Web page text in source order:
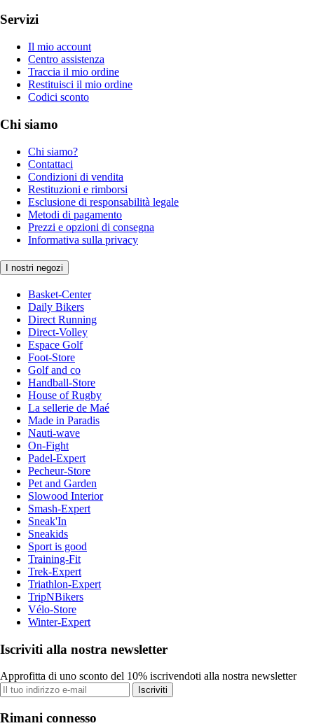
Servizi
Il mio account
Centro assistenza
Traccia il mio ordine
Restituisci il mio ordine
Codici sconto
Chi siamo
Chi siamo?
Contattaci
Condizioni di vendita
Restituzioni e rimborsi
Esclusione di responsabilità legale
Metodi di pagamento
Prezzi e opzioni di consegna
Informativa sulla privacy
I nostri negozi
Basket-Center
Daily Bikers
Direct Running
Direct-Volley
Espace Golf
Foot-Store
Golf and co
Handball-Store
House of Rugby
La sellerie de Maé
Made in Paradis
Nauti-wave
On-Fight
Padel-Expert
Pecheur-Store
Pet and Garden
Slowood Interior
Smash-Expert
Sneak'In
Sneakids
Sport is good
Training-Fit
Trek-Expert
Triathlon-Expert
TripNBikers
Vélo-Store
Winter-Expert
Iscriviti alla nostra newsletter
Approfitta di uno sconto del 10% iscrivendoti alla nostra newsletter
Iscriviti
Rimani connesso